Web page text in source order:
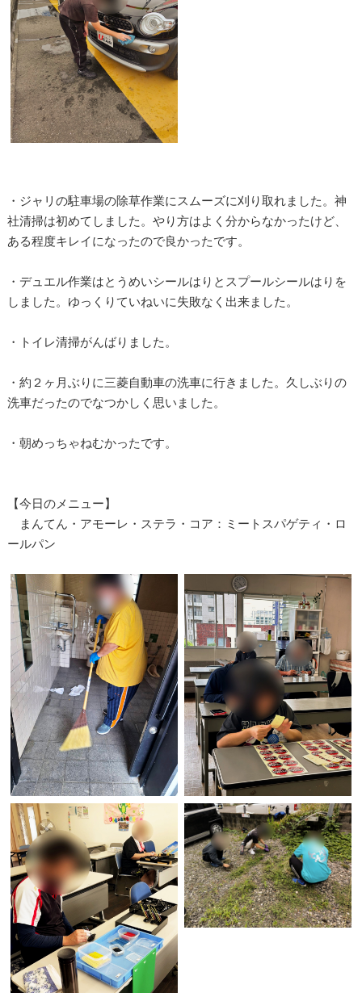
・ジャリの駐車場の除草作業にスムーズに刈り取れました。神
社清掃は初めてしました。やり方はよく分からなかったけど、
ある程度キレイになったので良かったです。
・デュエル作業はとうめいシールはりとスプールシールはりを
しました。ゆっくりていねいに失敗なく出来ました。
・トイレ清掃がんばりました。
・約２ヶ月ぶりに三菱自動車の洗車に行きました。久しぶりの
洗車だったのでなつかしく思いました。
・朝めっちゃねむかったです。
【今日のメニュー】
まんてん・アモーレ・ステラ・コア：ミートスパゲティ・ロ
ールパン